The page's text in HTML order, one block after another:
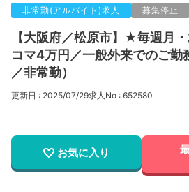
非常勤(アルバイト)求人 募集停止
【大阪府／松原市】★毎週月
コマ4万円／一般外来でのご
／非常勤）
更新日 : 2025/07/29求人No : 652580
お気に入り